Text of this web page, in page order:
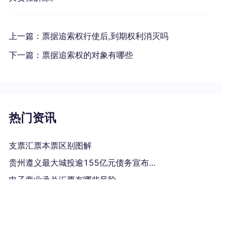
上一篇： 票据追索权行使后,到期权利消灭吗
下一篇： 票据追索权的对象有哪些
热门资讯
支票汇票本票区别图解
贵州遵义最大城投逾155亿元债务宣布重组
电子商业承兑汇票有哪些风险